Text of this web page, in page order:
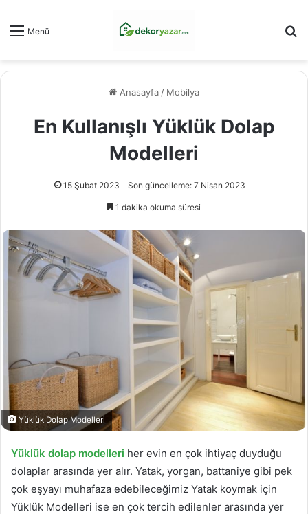
Menü
Anasayfa / Mobilya
En Kullanışlı Yüklük Dolap
Modelleri
15 Şubat 2023 Son güncelleme: 7 Nisan 2023
1 dakika okuma süresi
Yüklük Dolap Modelleri
Yüklük dolap modelleri her evin en çok ihtiyaç duyduğu
dolaplar arasında yer alır. Yatak, yorgan, battaniye gibi pek
çok eşyayı muhafaza edebileceğimiz Yatak koymak için
Yüklük Modelleri ise en çok tercih edilenler arasında yer